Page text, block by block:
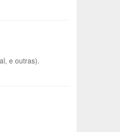
e outras).